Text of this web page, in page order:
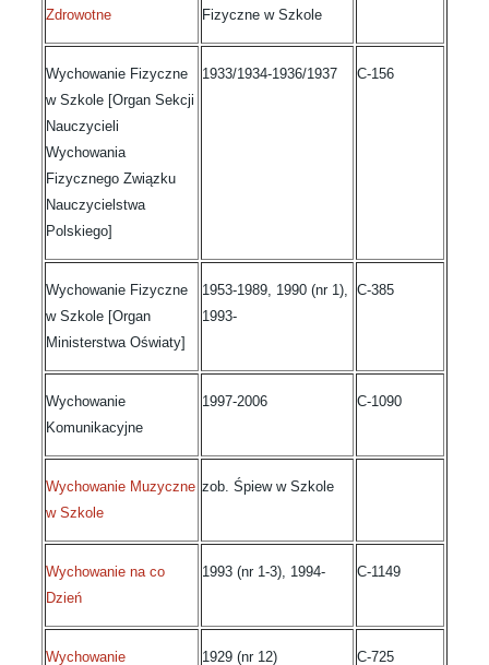
Zdrowotne
Fizyczne w Szkole
Wychowanie Fizyczne
w Szkole [Organ Sekcji
Nauczycieli
Wychowania
Fizycznego Związku
Nauczycielstwa
Polskiego]
1933/1934-1936/1937 C-156
Wychowanie Fizyczne
w Szkole [Organ
Ministerstwa Oświaty]
1953-1989, 1990 (nr 1),
1993-
C-385
Wychowanie
Komunikacyjne
1997-2006 C-1090
Wychowanie Muzyczne
w Szkole
zob. Śpiew w Szkole
Wychowanie na co
Dzień
1993 (nr 1-3), 1994- C-1149
Wychowanie
1929 (nr 12) C-725